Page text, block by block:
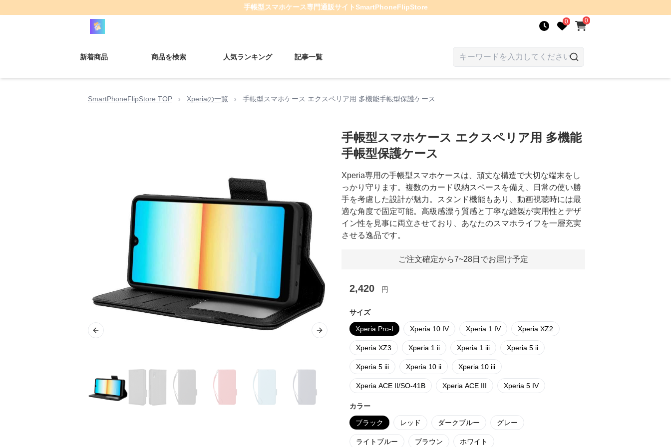
手帳型スマホケース専門通販サイトSmartPhoneFlipStore
0 0
新着商品 商品を検索 人気ランキング 記事一覧
SmartPhoneFlipStore TOP › Xperiaの一覧 › 手帳型スマホケース エクスペリア用 多機能手帳型保護ケース
Previous slide Next slide
手帳型スマホケース エクスペリア用 多機能
手帳型保護ケース
Xperia専用の手帳型スマホケースは、頑丈な構造で大切な端末をし
っかり守ります。複数のカード収納スペースを備え、日常の使い勝
手を考慮した設計が魅力。スタンド機能もあり、動画視聴時には最
適な角度で固定可能。高級感漂う質感と丁寧な縫製が実用性とデザ
イン性を見事に両立させており、あなたのスマホライフを一層充実
させる逸品です。
ご注文確定から7~28日でお届け予定
2,420 円
サイズ
Xperia Pro-I Xperia 10 IV Xperia 1 IV Xperia XZ2
Xperia XZ3 Xperia 1 ii Xperia 1 iii Xperia 5 ii
Xperia 5 iii Xperia 10 ii Xperia 10 iii
Xperia ACE II/SO-41B Xperia ACE III Xperia 5 IV
カラー
ブラック レッド ダークブルー グレー
ライトブルー ブラウン ホワイト